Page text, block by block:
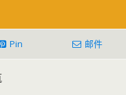
Pin 邮件